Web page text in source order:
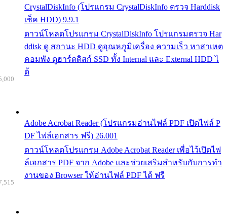
CrystalDiskInfo (โปรแกรม CrystalDiskInfo ตรวจ Harddisk
เช็ค HDD) 9.9.1
ดาวน์โหลดโปรแกรม CrystalDiskInfo โปรแกรมตรวจ Har
ddisk ดู สถานะ HDD ดูอุณหภูมิเครื่อง ความเร็ว หาสาเหต
คอมพัง ดูฮาร์ดดิสก์ SSD ทั้ง Internal และ External HDD ไ
ด้
Adobe Acrobat Reader (โปรแกรมอ่านไฟล์ PDF เปิดไฟล์ P
DF ไฟล์เอกสาร ฟรี) 26.001
ดาวน์โหลดโปรแกรม Adobe Acrobat Reader เพื่อไว้เปิดไฟ
ล์เอกสาร PDF จาก Adobe และช่วยเสริมสำหรับกับการทำ
งานของ Browser ให้อ่านไฟล์ PDF ได้ ฟรี